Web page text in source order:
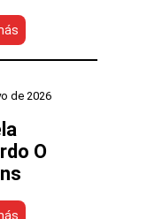
Jardin
Infantil
Rodriguez
de 2026
O